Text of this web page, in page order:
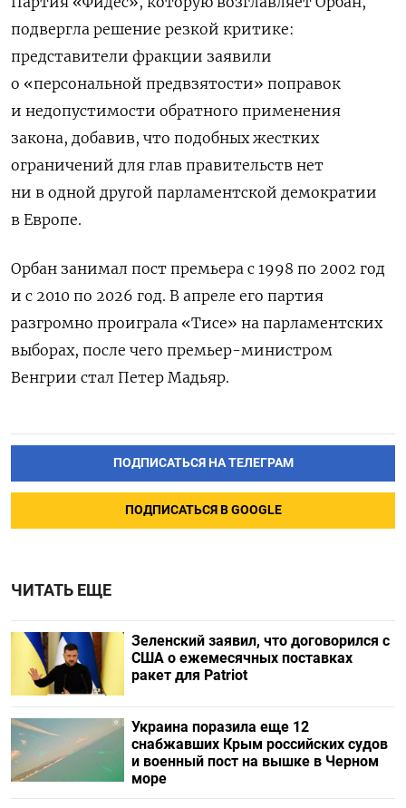
подвергла решение резкой критике:
представители фракции заявили
о «персональной предвзятости» поправок
и недопустимости обратного применения
закона, добавив, что подобных жестких
ограничений для глав правительств нет
ни в одной другой парламентской демократии
в Европе.
Орбан занимал пост премьера с 1998 по 2002 год
и с 2010 по 2026 год. В апреле его партия
разгромно проиграла «Тисе» на парламентских
выборах, после чего премьер-министром
Венгрии стал Петер Мадьяр.
ПОДПИСАТЬСЯ НА ТЕЛЕГРАМ
ПОДПИСАТЬСЯ В GOOGLE
ЧИТАТЬ ЕЩЕ
Зеленский заявил, что договорился с
США о ежемесячных поставках
ракет для Patriot
Украина поразила еще 12
снабжавших Крым российских судов
и военный пост на вышке в Черном
море